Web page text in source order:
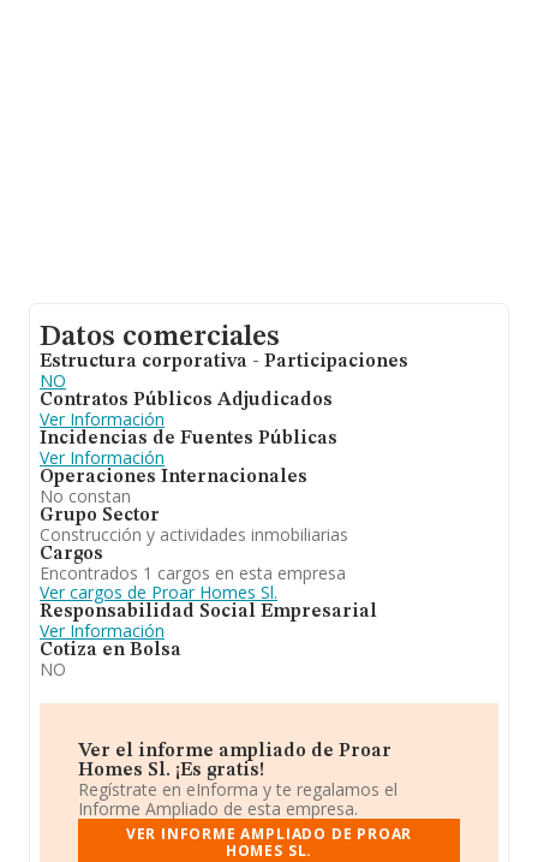
Datos comerciales
Estructura corporativa - Participaciones
NO
Contratos Públicos Adjudicados
Ver Información
Incidencias de Fuentes Públicas
Ver Información
Operaciones Internacionales
No constan
Grupo Sector
Construcción y actividades inmobiliarias
Cargos
Encontrados 1 cargos en esta empresa
Ver cargos de Proar Homes Sl.
Responsabilidad Social Empresarial
Ver Información
Cotiza en Bolsa
NO
Ver el informe ampliado de Proar
Homes Sl. ¡Es gratis!
Regístrate en eInforma y te regalamos el
Informe Ampliado de esta empresa.
VER INFORME AMPLIADO DE PROAR
HOMES SL.